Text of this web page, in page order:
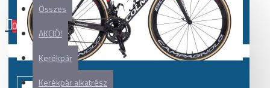
Összes
AKCIÓ!
Kerékpár
Kerékpár alkatrész
0
Az Ön kosara üres!